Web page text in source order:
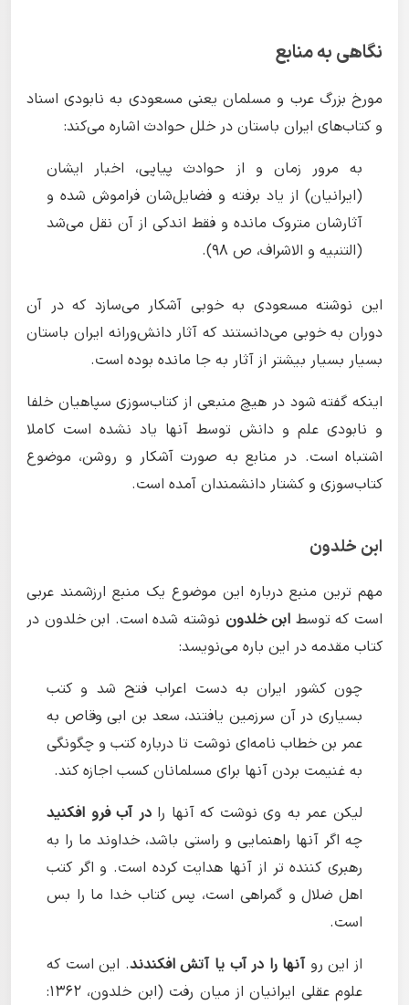
نگاهی به منابع
مورخ بزرگ عرب و مسلمان یعنی مسعودی به نابودی اسناد
و کتاب‌های ایران باستان در خلل حوادث اشاره می‌کند:
به مرور زمان و از حوادث پياپی، اخبار ايشان
(ايرانيان) از ياد برفته و فضايل‌شان فراموش شده و
آثارشان متروک مانده و فقط اندكی از آن نقل می‌شد
(التنبيه و الاشراف، ص 98).
این نوشته مسعودی به خوبی آشکار می‌سازد که در آن
دوران به خوبی می‌دانستند که آثار دانش‌ورانه ایران باستان
بسیار بسیار بیشتر از آثار به جا مانده بوده است.
اینکه گفته شود در هيچ منبعی از کتاب‌سوزی سپاهیان خلفا
و نابودی علم و دانش توسط آنها یاد نشده است کاملا
اشتباه است. در منابع به صورت آشکار و روشن، موضوع
کتاب‌سوزی و کشتار دانشمندان آمده است.
ابن خلدون
مهم ترین منبع درباره این موضوع یک منبع ارزشمند عربی
است که توسط ابن خلدون نوشته شده است. ابن خلدون در
کتاب مقدمه در این باره می‌نویسد:
چون کشور ایران به دست اعراب فتح شد و کتب
بسیاری در آن سرزمین یافتند، سعد بن ابی وقاص به
عمر بن خطاب نامه‌ای نوشت تا درباره کتب و چگونگی
به غنیمت بردن آنها برای مسلمانان کسب اجازه کند.
لیکن عمر به وی نوشت که آنها رادر آب فرو افکنید
چه اگر آنها راهنمایی و راستی باشد، خداوند ما را به
رهبری کننده تر از آنها هدایت کرده است. و اگر کتب
اهل ضلال و گمراهی است، پس کتاب خدا ما را بس
است.
از این روآنها را در آب یا آتش افکندند. این است که
علوم عقلی ایرانیان از میان رفت (ابن خلدون، ۱۳۶۲: